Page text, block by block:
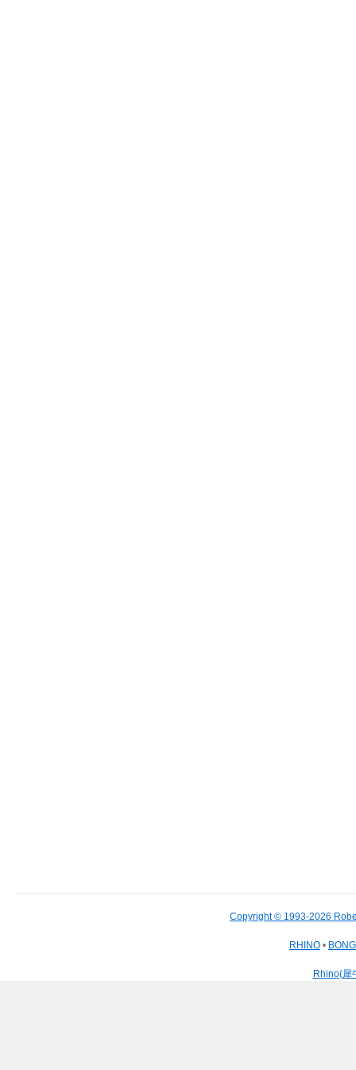
Copyright © 1993-2026
RHINO •
Rhino(犀